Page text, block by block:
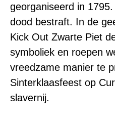
georganiseerd in
dood bestraft. In de
Kick Out Zwarte Piet
symboliek en roepen
vreedzame manier te
Sinterklaasfeest op
slavernij.